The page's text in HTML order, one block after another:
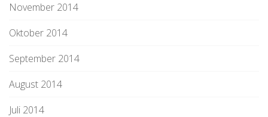
November 2014
Oktober 2014
September 2014
August 2014
Juli 2014